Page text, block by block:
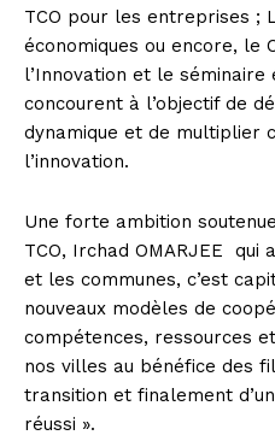
TCO pour les entreprises ;
économiques ou encore, le
l’Innovation et le séminaire
concourent à l’objectif de
dynamique et de multiplier
l’innovation.
Une forte ambition
TCO, Irchad OMARJEE qui
et les communes, c’est
nouveaux modèles de
compétences, ressources
nos villes au bénéfice des
transition et finalement
réussi ».